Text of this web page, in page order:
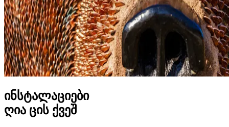
ინსტალაციები
ღია ცის ქვეშ